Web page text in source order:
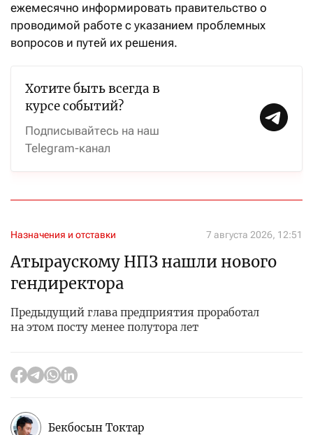
ежемесячно информировать правительство о
проводимой работе с указанием проблемных
вопросов и путей их решения.
Хотите быть всегда в
курсе событий?
Подписывайтесь на наш
Telegram-канал
Назначения и отставки 7 августа 2026, 12:51
Атыраускому НПЗ нашли нового
гендиректора
Предыдущий глава предприятия проработал
на этом посту менее полутора лет
Бекбосын Токтар